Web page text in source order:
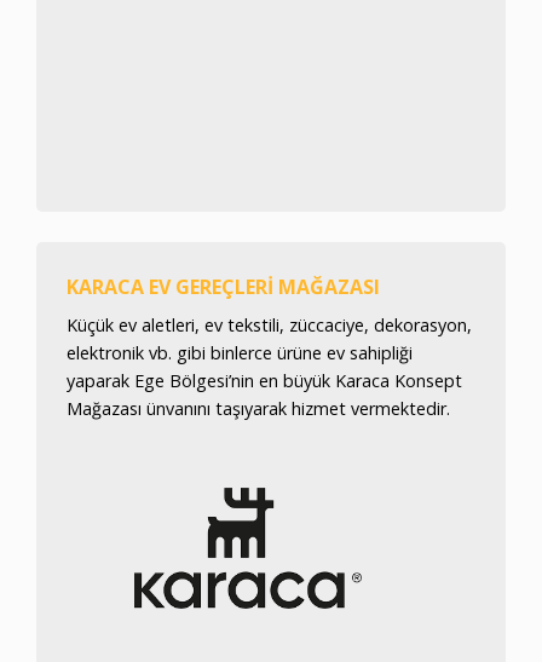
KARACA EV GEREÇLERI MAĞAZASI
Küçük ev aletleri, ev tekstili, züccaciye, dekorasyon,
elektronik vb. gibi binlerce ürüne ev sahipliği
yaparak Ege Bölgesi’nin en büyük Karaca Konsept
Mağazası ünvanını taşıyarak hizmet vermektedir.